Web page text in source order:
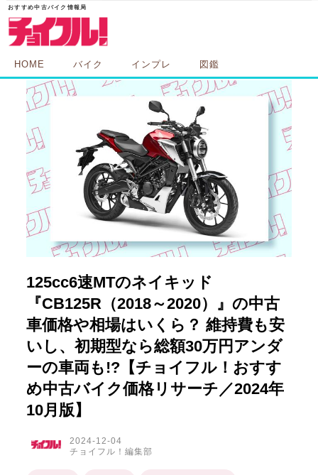
HOME バイク インプレ 図鑑
125cc6速MTのネイキッド
『CB125R（2018～2020）』の中古
車価格や相場はいくら？ 維持費も安
いし、初期型なら総額30万円アンダ
ーの車両も!?【チョイフル！おすす
め中古バイク価格リサーチ／2024年
10月版】
2024-12-04
チョイフル！編集部